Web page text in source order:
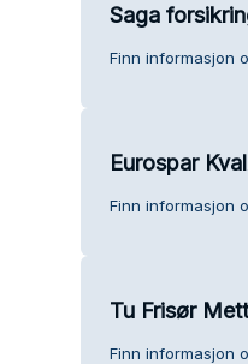
Saga
Finn informasjon
Eurospar
Finn informasjon
Tu Frisør
Finn informasjon